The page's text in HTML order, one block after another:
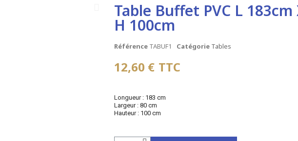
Table Buffet PVC L 183cm
H 100cm
Référence TABUF1 Catégorie Tables
12,60 € TTC
Longueur : 183 cm
Largeur : 80 cm
Hauteur : 100 cm